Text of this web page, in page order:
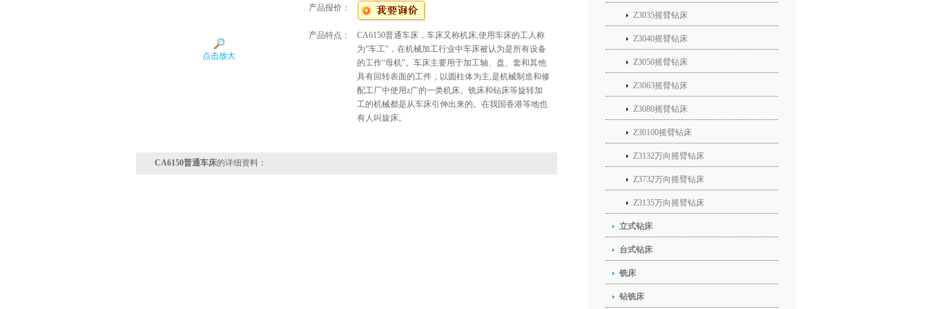
点击放大
产品报价：
产品特点：
CA6150普通车床，车床又称机床,使用车床的工人称
为“车工"，在机械加工行业中车床被认为是所有设备
的工作“母机"。车床主要用于加工轴、盘、套和其他
具有回转表面的工件，以圆柱体为主,是机械制造和修
配工厂中使用z广的一类机床。铣床和钻床等旋转加
工的机械都是从车床引伸出来的。在我国香港等地也
有人叫旋床。
CA6150普通车床的详细资料：
Z3035摇臂钻床
Z3040摇臂钻床
Z3050摇臂钻床
Z3063摇臂钻床
Z3080摇臂钻床
Z30100摇臂钻床
Z3132万向摇臂钻床
Z3732万向摇臂钻床
Z3135万向摇臂钻床
立式钻床
台式钻床
铣床
钻铣床